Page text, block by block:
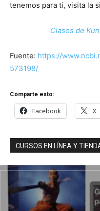
tenemos para ti, visita la
Clases de
Fuente: https://
573198/
Comparte esto:
Facebook X
CURSOS EN LÍNEA Y